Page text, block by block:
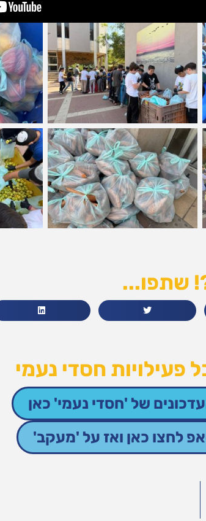
שתפו...
פעילויות חסדי נעמי
של 'חסדי נעמי' כאן
לחצו כאן ואז על 'מעקב'